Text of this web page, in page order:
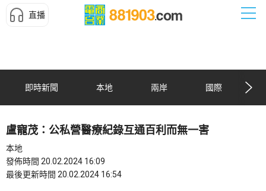
直播
即時新聞 本地 兩岸 國際
盧寵茂：公私營醫療紀錄互通百利而無一害
本地
發佈時間 20.02.2024 16:09
最後更新時間 20.02.2024 16:54